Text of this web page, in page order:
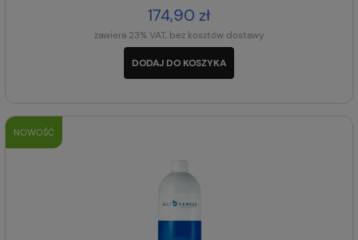
174,90 zł
zawiera 23% VAT, bez kosztów dostawy
DODAJ DO KOSZYKA
NOWOŚĆ